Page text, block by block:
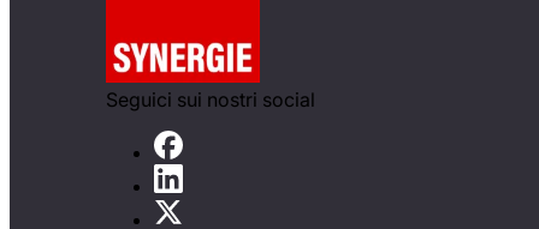
Seguici sui nostri social